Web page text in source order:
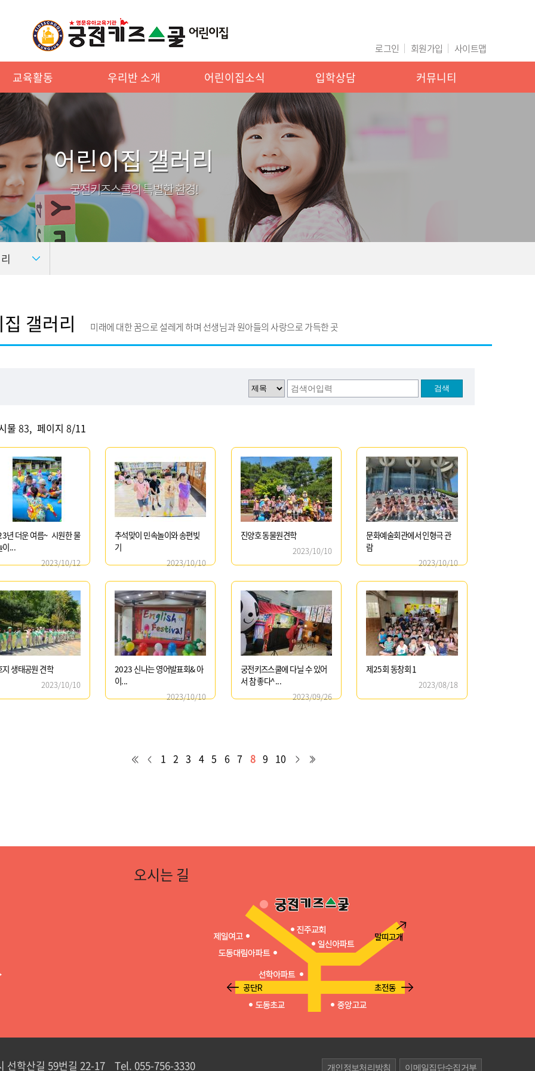
로그인 회원가입 사이트맵
교육활동 우리반 소개 어린이집소식 입학상담 커뮤니티
어린이집 갤러리
궁전키즈스쿨의 특별한 환경!
갤러리 미래에 대한 꿈으로 설레게 하며 선생님과 원아들의 사랑으로 가득한 곳
물 83, 페이지 8/11
년 더운 여름~ 시원한 물
이...
2023/10/12
추석맞이 민속놀이와 송편빚
기
2023/10/10
진양호 동물원견학
2023/10/10
문화예술회관에서 인형극 관
람
2023/10/10
지 생태공원 견학
2023/10/10
2023 신나는 영어발표회& 아
이...
2023/10/10
궁전키즈스쿨에 다닐 수 있어
서 참 좋다^...
2023/09/26
제25회 동창회1
2023/08/18
1 2 3 4 5 6 7 8 9 10
오시는 길
선학산길 59번길 22-17 Tel. 055-756-3330 개인정보처리방침 이메일집단수집거부